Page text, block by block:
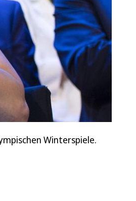
Winterspiele.